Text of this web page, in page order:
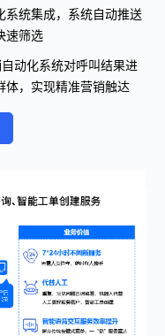
系统集成，系统自动推送
速筛选
动化系统对呼叫结果进
体，实现精准营销触达